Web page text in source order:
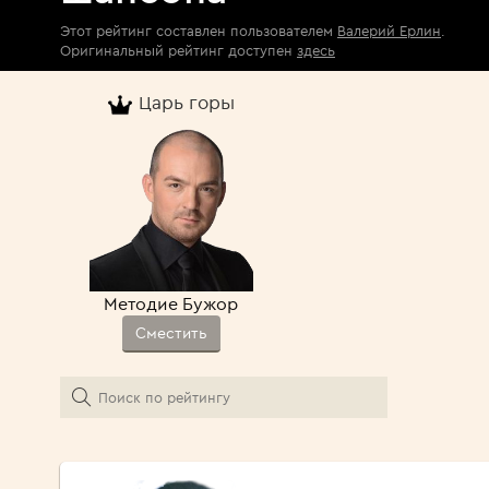
Этот рейтинг составлен пользователем Валерий Ерлин
Оригинальный рейтинг доступен здесь
Царь горы
Методие Бужор
Сместить